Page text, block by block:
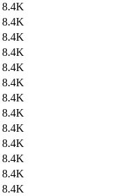
8.4K
8.4K
8.4K
8.4K
8.4K
8.4K
8.4K
8.4K
8.4K
8.4K
8.4K
8.4K
8.4K